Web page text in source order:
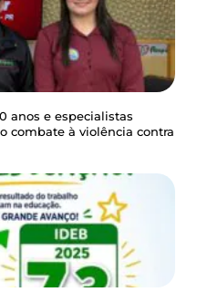
anos e especialistas
combate à violência contra